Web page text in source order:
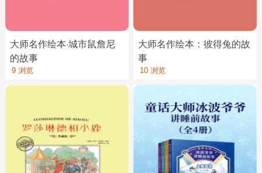
大师名作绘本·城市鼠詹尼
的故事
9 浏览
大师名作绘本：彼得兔的故
事
10 浏览